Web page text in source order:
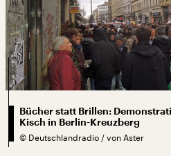
Bücher statt Brillen:
Kisch in Berlin-Kreuzberg
© Deutschlandradio / von Aster